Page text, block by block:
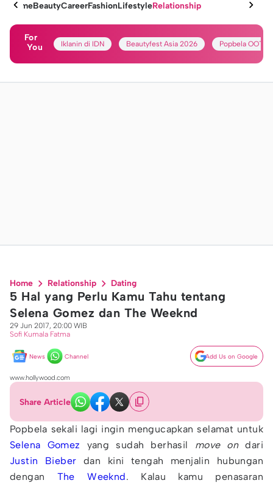
HomeBeautyCareerFashionLifestyleRelationship
For
You
Iklanin di IDN Beautyfest Asia 2026 Popbela OOTD
Home Relationship Dating
5 Hal yang Perlu Kamu Tahu tentang
Selena Gomez dan The Weeknd
29 Jun 2017, 20:00 WIB
Sofi Kumala Fatma
News Channel Add Us on Google
www.hollywood.com
Share Article
Popbela sekali lagi ingin mengucapkan selamat untuk
Selena Gomez yang sudah berhasil move ondari
Justin Bieber dan kini tengah menjalin hubungan
dengan The Weeknd. Kalau kamu penasaran